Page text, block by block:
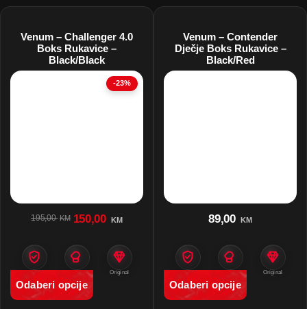
Venum – Challenger 4.0
Boks Rukavice –
Black/Black
-23%
195,00 KM 150,00 KM
Namjena Original
Odaberi opcije
Venum – Contender
Dječje Boks Rukavice –
Black/Red
89,00 KM
Namjena Original
Odaberi opcije